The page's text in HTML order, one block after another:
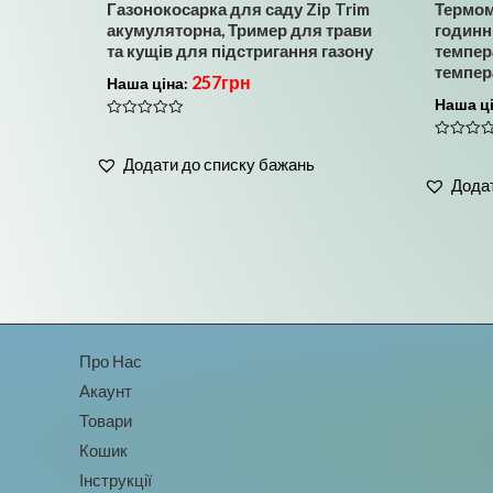
Газонокосарка для саду Zip Trim
акумуляторна, Тример для трави
та кущів для підстригання газону
Наша ціна: 257грн
з
Додати до списку бажань
Наша
з
Про Нас
Акаунт
Товари
Кошик
Інструкції